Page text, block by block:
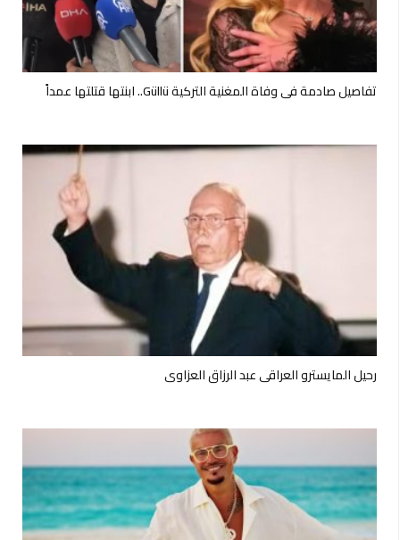
تفاصيل صادمة في وفاة المغنية التركية Güllü.. ابنتها قتلتها عمداً
رحيل المايسترو العراقي عبد الرزاق العزاوي